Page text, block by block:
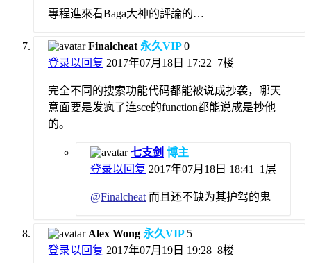
專程進來看Baga大神的評論的…
Finalcheat永久VIP 0
登录以回复 2017年07月18日 17:22 7楼
完全不同的搜索功能代码都能被说成抄袭，哪天
意面要是发疯了连sce的function都能说成是抄他
的。
七支剑 博主
登录以回复 2017年07月18日 18:41 1层
@Finalcheat而且还不缺为其护驾的鬼
Alex Wong 永久VIP 5
登录以回复 2017年07月19日 19:28 8楼